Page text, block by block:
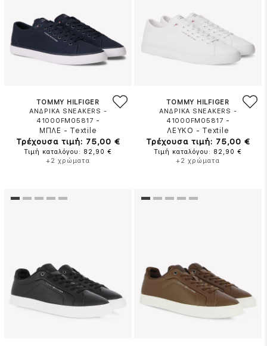
TOMMY HILFIGER
ΑΝΔΡΙΚΑ SNEAKERS -
41000FM05817 -
ΜΠΛΕ - Textile
Τρέχουσα τιμή: 75,00 €
Τιμή καταλόγου: 82,90 €
+2 χρώματα
TOMMY HILFIGER
ΑΝΔΡΙΚΑ SNEAKERS -
41000FM05817 -
ΛΕΥΚΟ - Textile
Τρέχουσα τιμή: 75,00 €
Τιμή καταλόγου: 82,90 €
+2 χρώματα